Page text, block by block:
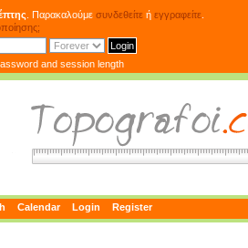
. Παρακαλούμεσυνδεθείτε ήεγγραφείτε
and session length
Calendar Login Register